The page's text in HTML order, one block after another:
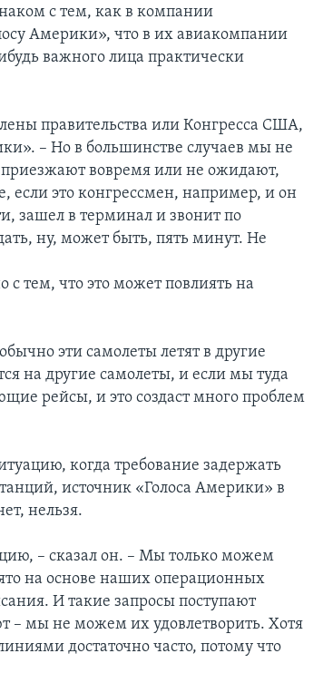
с тем, как в компании
Америки», что в их авиакомпании
важного лица практически
правительства или Конгресса США,
– Но в большинстве случаев мы не
вовремя или не ожидают,
если это конгрессмен, например, и он
зашел в терминал и звонит по
ну, может быть, пять минут. Не
с тем, что это может повлиять на
эти самолеты летят в другие
на другие самолеты, и если мы туда
рейсы, и это создаст много проблем
когда требование задержать
источник «Голоса Америки» в
нельзя.
– сказал он. – Мы только можем
на основе наших операционных
И такие запросы поступают
– мы не можем их удовлетворить. Хотя
достаточно часто, потому что